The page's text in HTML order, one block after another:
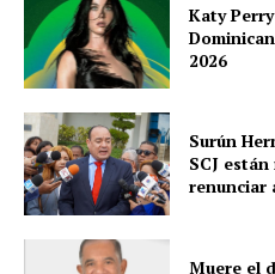
Katy
2026
Surún
SCJ
renunciar
Muere el